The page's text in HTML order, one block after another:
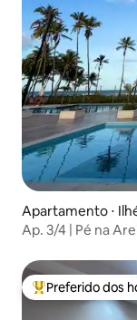
Apartamento ⋅
Ap. 3/4 | Pé na
Entre os
Preferido dos